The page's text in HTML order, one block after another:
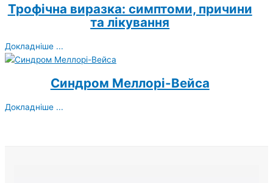
Трофічна виразка: симптоми, причини
та лікування
Докладніше ...
Синдром Меллорі-Вейса
Докладніше ...